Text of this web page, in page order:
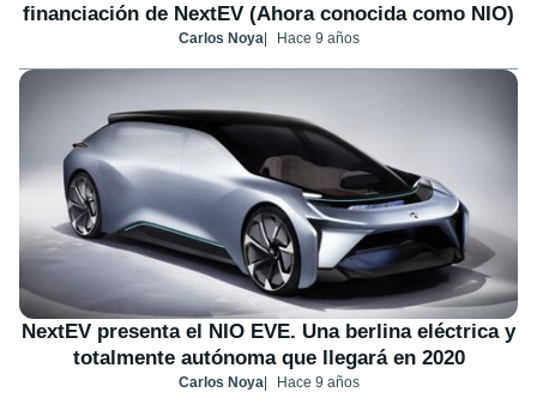
financiación de NextEV (Ahora conocida como NIO)
Carlos Noya Hace 9 años
NextEV presenta el NIO EVE. Una berlina eléctrica y
totalmente autónoma que llegará en 2020
Carlos Noya Hace 9 años